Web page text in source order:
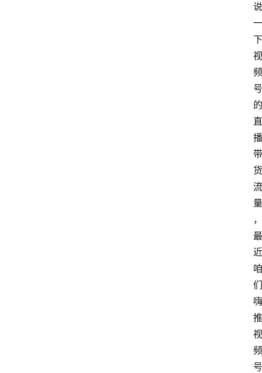
说
一
下
视
频
号
的
直
播
带
货
流
量
，
最
近
咱
们
嗨
推
视
频
号